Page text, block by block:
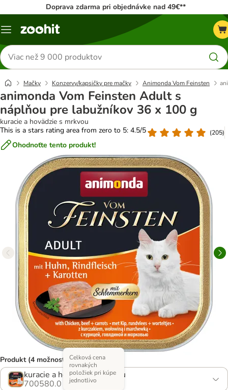
Doprava zdarma pri objednávke nad 49€**
Kategórie
Hľadať
produkty
Mačky Konzervy/kapsičky pre mačky Animonda Vom Feinsten
animonda Vom Feinsten Adult s
náplňou pre labužníkov 36 x 100 g
kuracie a hovädzie s mrkvou
This is a stars rating area from zero to 5: 4.5/5
(205)
Ohodnoťte tento produkt!
Produkt (4 možností)
kuracie a hovädzie s mrkvou
700580.0
Celková cena
rovnakých
položiek pri kúpe
jednotlivo